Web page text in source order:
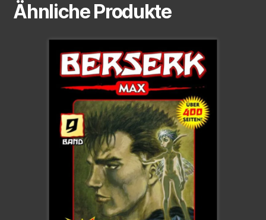
Ähnliche Produkte